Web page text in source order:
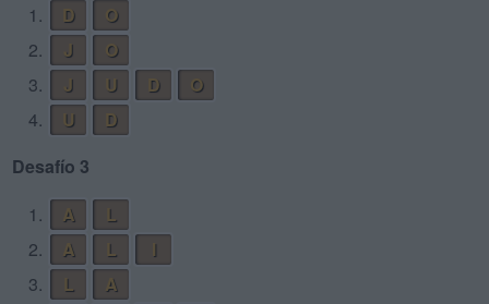
1.
D
O
2.
J
O
3.
J U D
O
4.
U
D
Desafío 3
1.
A
L
2.
A L
3.
L
A